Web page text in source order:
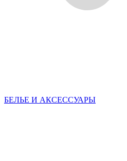
БЕЛЬЕ И АКСЕССУАРЫ